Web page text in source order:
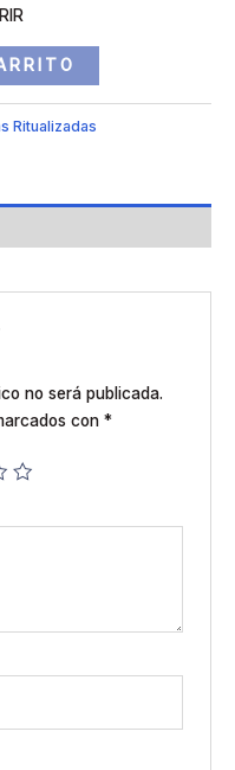
Ritualizadas
no será publicada.
con *